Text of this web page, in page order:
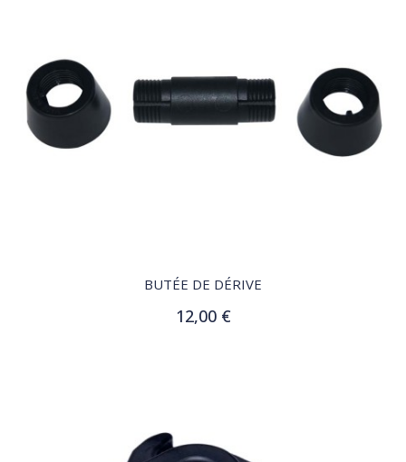
BUTÉE DE DÉRIVE
12,00 €
Ajouter au panier